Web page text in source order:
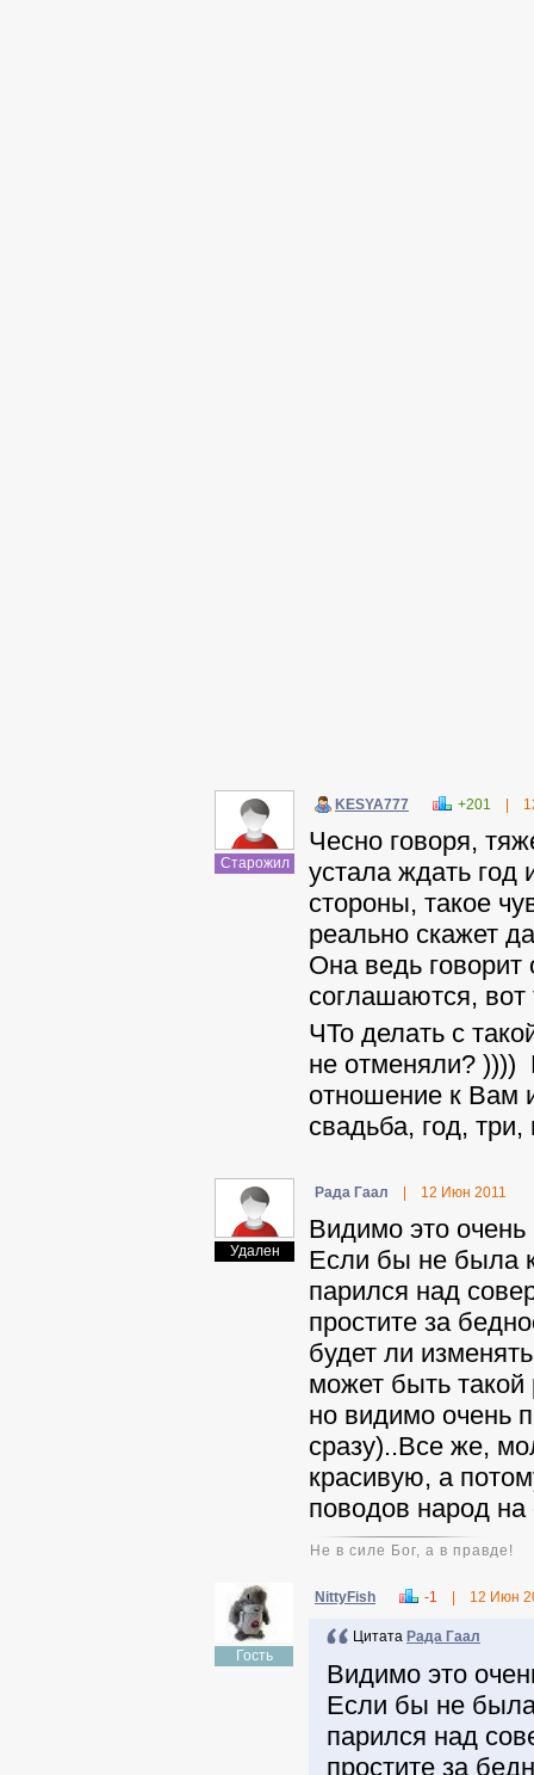
Старожил
KESYA777 +201
Чесно говоря,
устала ждать
стороны, такое
реально скажет
Она ведь говорит
соглашаются, вот
ЧТо делать с
не отменяли? ))))
отношение к Вам
свадьба, год,
Удален
Рада Гаал 12 Июн 2011
Видимо это очень
Если бы не была
парился над
простите за
будет ли
может быть
но видимо очень
сразу)..Все же,
красивую, а
поводов народ
Не в силе Бог, а в правде!
Гость
NittyFish -1 12 Июн
Цитата Рада Гаал
Видимо это
Если бы не
парился над
простите за